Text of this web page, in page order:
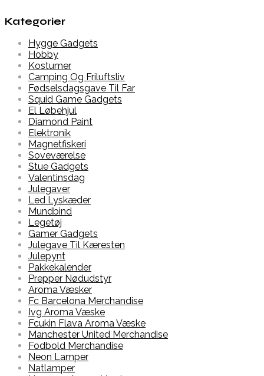
Kategorier
Hygge Gadgets
Hobby
Kostumer
Camping Og Friluftsliv
Fødselsdagsgave Til Far
Squid Game Gadgets
El Løbehjul
Diamond Paint
Elektronik
Magnetfiskeri
Soveværelse
Stue Gadgets
Valentinsdag
Julegaver
Led Lyskæder
Mundbind
Legetøj
Gamer Gadgets
Julegave Til Kæresten
Julepynt
Pakkekalender
Prepper Nødudstyr
Aroma Væsker
Fc Barcelona Merchandise
Ivg Aroma Væske
Fcukin Flava Aroma Væske
Manchester United Merchandise
Fodbold Merchandise
Neon Lamper
Natlamper